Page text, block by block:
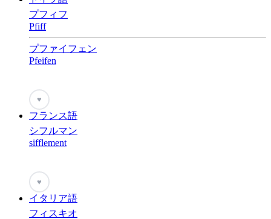
プフィフ
Pfiff
プファイフェン
Pfeifen
♥
フランス語
シフルマン
sifflement
♥
イタリア語
フィスキオ